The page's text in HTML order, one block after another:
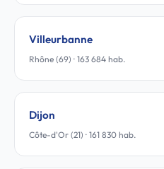
Villeurbanne
Rhône (69) · 163 684 hab.
Dijon
Côte-d'Or (21) · 161 830 hab.